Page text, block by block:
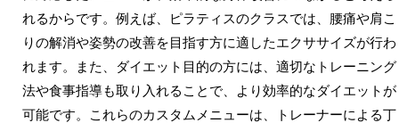
れるからです。例えば、ピラティスのクラスでは、腰痛や肩こ
りの解消や姿勢の改善を目指す方に適したエクササイズが行わ
れます。また、ダイエット目的の方には、適切なトレーニング
法や食事指導も取り入れることで、より効率的なダイエットが
可能です。これらのカスタムメニューは、トレーナーによる丁